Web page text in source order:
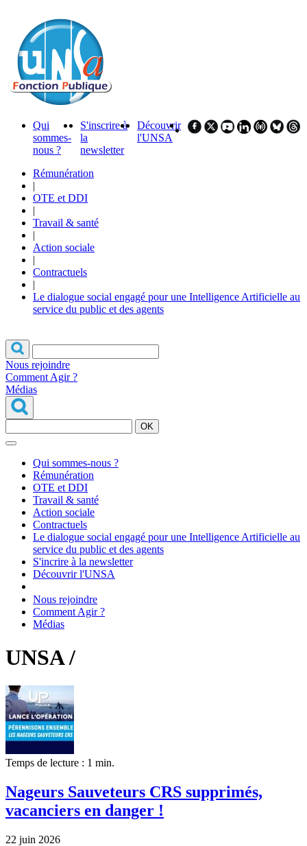
Qui
sommes-
nous ?
S'inscrire à
la
newsletter
Découvrir
l'UNSA
Rémunération
|
OTE et DDI
|
Travail & santé
|
Action sociale
|
Contractuels
|
Le dialogue social engagé pour une Intelligence Artificielle au
service du public et des agents
Nous rejoindre
Comment Agir ?
Médias
OK
Qui sommes-nous ?
Rémunération
OTE et DDI
Travail & santé
Action sociale
Contractuels
Le dialogue social engagé pour une Intelligence Artificielle au
service du public et des agents
S'incrire à la newsletter
Découvrir l'UNSA
Nous rejoindre
Comment Agir ?
Médias
UNSA /
Temps de lecture : 1 min.
Nageurs Sauveteurs CRS supprimés,
vacanciers en danger !
22 juin 2026